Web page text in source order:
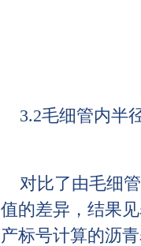
3.2毛细管内半
对比了由毛细
值的差异，结果
产标号计算的沥